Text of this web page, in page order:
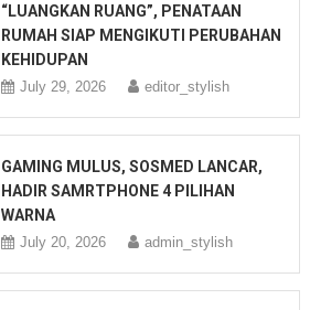
“LUANGKAN RUANG”, PENATAAN
RUMAH SIAP MENGIKUTI PERUBAHAN
KEHIDUPAN
July 29, 2026 editor_stylish
GAMING MULUS, SOSMED LANCAR,
HADIR SAMRTPHONE 4 PILIHAN
WARNA
July 20, 2026 admin_stylish